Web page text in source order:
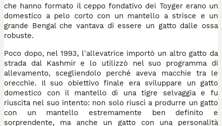
che hanno formato il ceppo fondativo dei Toyger erano un
domestico a pelo corto con un mantello a strisce e un
grande Bengal che vantava di essere un gatto dalle ossa
robuste.
Poco dopo, nel 1993, l'allevatrice importò un altro gatto da
strada dal Kashmir e lo utilizzò nel suo programma di
allevamento, scegliendolo perché aveva macchie tra le
orecchie. Il suo obiettivo finale era sviluppare un gatto
domestico con il mantello di una tigre selvaggia e fu
riuscita nel suo intento: non solo riuscì a produrre un gatto
con un mantello estremamente ben definito e
sorprendente, ma anche un gatto con una personalità